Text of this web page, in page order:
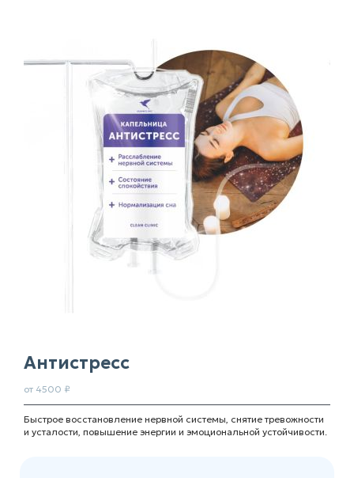
Антистресс
от 4500 ₽
Быстрое восстановление нервной системы, снятие тревожности
и усталости, повышение энергии и эмоциональной устойчивости.